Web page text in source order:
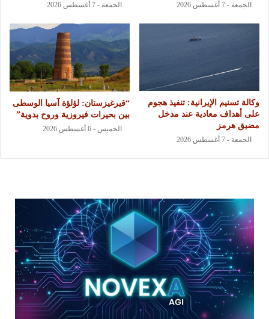
الجمعة - 7 أغسطس 2026 الجمعة - 7 أغسطس 2026
وكالة تسنيم الإيرانية: تنفيذ هجوم
على أهداف معادية عند مدخل
مضيق هرمز
الجمعة - 7 أغسطس 2026
“قيرغيزستان: لؤلؤة آسيا الوسطى
بين بحيرات فيروزية وروح بدوية”
الخميس - 6 أغسطس 2026